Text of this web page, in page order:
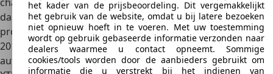
daardoor bepaald door de motor, die telkens een V8 is. De
productie van de wagen werd stopgezet in december
2010. Hij blijft ondertussen wel populair als tweedehands
auto.
het kader van de prijsbeoordeling. Dit vergemakkelijkt
het gebruik van de website, omdat u bij latere bezoeken
niet opnieuw hoeft in te voeren. Met uw toestemming
wordt op gebruik gebaseerde informatie verzonden naar
dealers waarmee u contact opneemt. Sommige
cookies/tools worden door de aanbieders gebruikt om
informatie die u verstrekt bij het indienen van